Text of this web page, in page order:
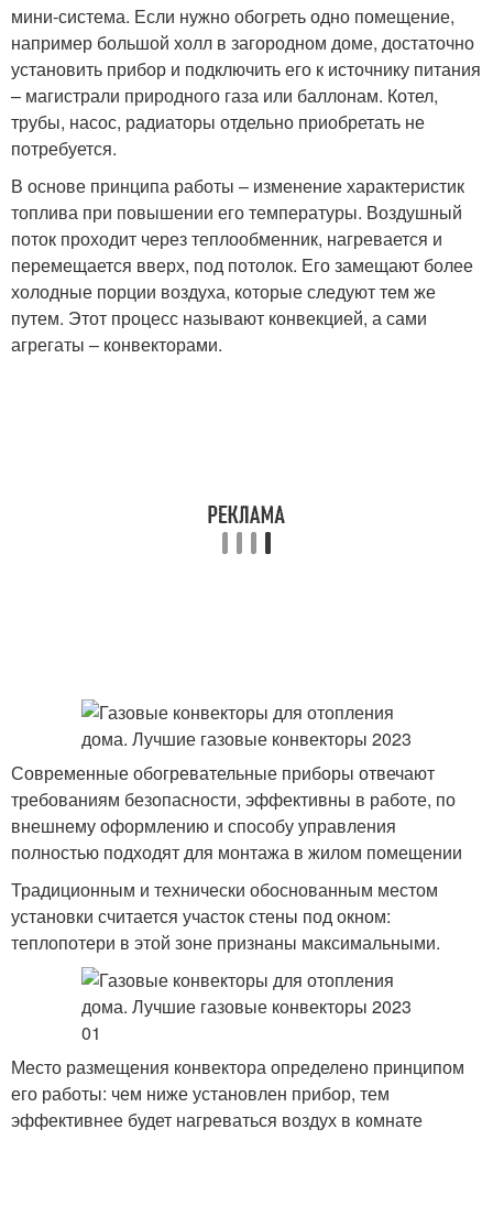
мини-система. Если нужно обогреть одно помещение,
например большой холл в загородном доме, достаточно
установить прибор и подключить его к источнику питания
– магистрали природного газа или баллонам. Котел,
трубы, насос, радиаторы отдельно приобретать не
потребуется.
В основе принципа работы – изменение характеристик
топлива при повышении его температуры. Воздушный
поток проходит через теплообменник, нагревается и
перемещается вверх, под потолок. Его замещают более
холодные порции воздуха, которые следуют тем же
путем. Этот процесс называют конвекцией, а сами
агрегаты – конвекторами.
Современные обогревательные приборы отвечают
требованиям безопасности, эффективны в работе, по
внешнему оформлению и способу управления
полностью подходят для монтажа в жилом помещении
Традиционным и технически обоснованным местом
установки считается участок стены под окном:
теплопотери в этой зоне признаны максимальными.
Место размещения конвектора определено принципом
его работы: чем ниже установлен прибор, тем
эффективнее будет нагреваться воздух в комнате